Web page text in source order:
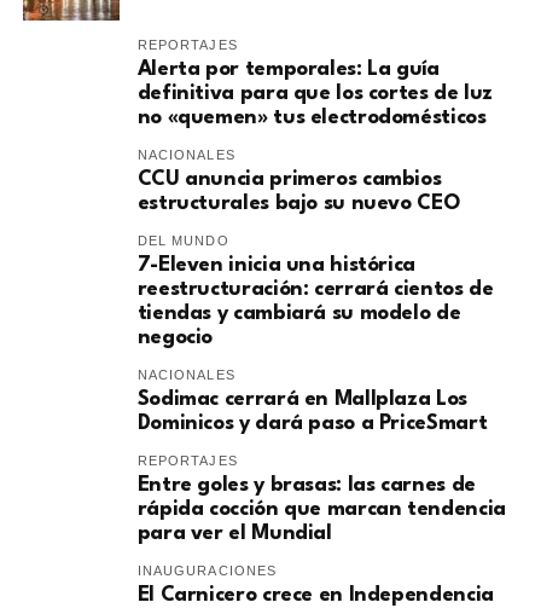
REPORTAJES
Alerta por temporales: La guía
definitiva para que los cortes de luz
no «quemen» tus electrodomésticos
NACIONALES
CCU anuncia primeros cambios
estructurales bajo su nuevo CEO
DEL MUNDO
7-Eleven inicia una histórica
reestructuración: cerrará cientos de
tiendas y cambiará su modelo de
negocio
NACIONALES
Sodimac cerrará en Mallplaza Los
Dominicos y dará paso a PriceSmart
REPORTAJES
Entre goles y brasas: las carnes de
rápida cocción que marcan tendencia
para ver el Mundial
INAUGURACIONES
El Carnicero crece en Independencia